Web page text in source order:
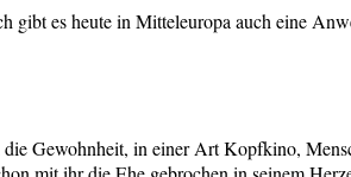
gibt es heute in Mitteleuropa auch eine
Gewohnheit, in einer Art Kopfkino,